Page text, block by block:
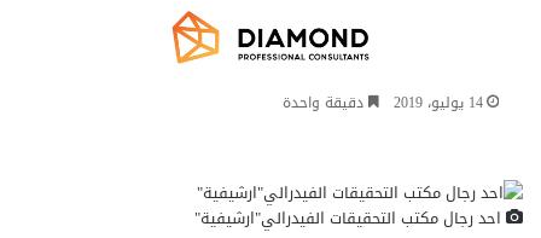
14 يوليو، 2019 دقيقة واحدة
احد رجال مكتب التحقيقات الفيدرالي"ارشيفية"